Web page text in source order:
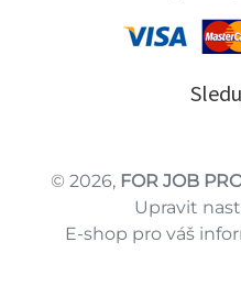
© 2026, FOR JOB
Upravit
E-shop pro váš